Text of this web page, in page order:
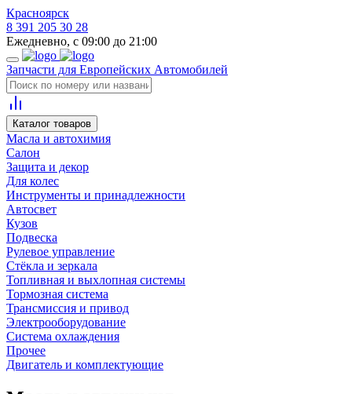
Красноярск
8 391 205 30 28
Ежедневно, с 09:00 до 21:00
Запчасти для Европейских Автомобилей
Каталог товаров
Масла и автохимия
Салон
Защита и декор
Для колес
Инструменты и принадлежности
Автосвет
Кузов
Подвеска
Рулевое управление
Стёкла и зеркала
Топливная и выхлопная системы
Тормозная система
Трансмиссия и привод
Электрооборудование
Система охлаждения
Прочее
Двигатель и комплектующие